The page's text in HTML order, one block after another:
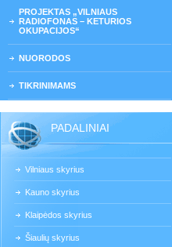
PROJEKTAS „VILNIAUS
RADIOFONAS – KETURIOS
OKUPACIJOS“
NUORODOS
TIKRINIMAMS
PADALINIAI
Vilniaus skyrius
Kauno skyrius
Klaipėdos skyrius
Šiaulių skyrius